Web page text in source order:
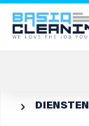
 DIENSTEN